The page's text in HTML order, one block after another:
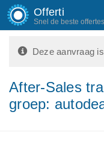
Offerti
Snel de beste offertes
Deze aanvraag
After-Sales
groep: